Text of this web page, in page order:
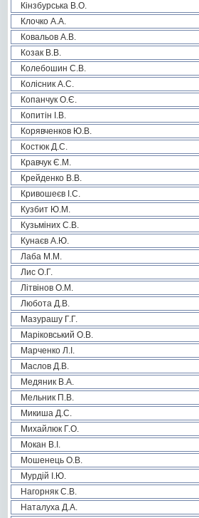
Кінзбурська В.О.
Клочко А.А.
Ковальов А.В.
Козак В.В.
Колебошин С.В.
Колісник А.С.
Копанчук О.Є.
Копитін І.В.
Корявченков Ю.В.
Костюк Д.С.
Кравчук Є.М.
Крейденко В.В.
Кривошеєв І.С.
Кузбит Ю.М.
Кузьміних С.В.
Кунаєв А.Ю.
Лаба М.М.
Лис О.Г.
Літвінов О.М.
Любота Д.В.
Мазурашу Г.Г.
Маріковський О.В.
Марченко Л.І.
Маслов Д.В.
Медяник В.А.
Мельник П.В.
Микиша Д.С.
Михайлюк Г.О.
Мокан В.І.
Мошенець О.В.
Мурдій І.Ю.
Нагорняк С.В.
Наталуха Д.А.